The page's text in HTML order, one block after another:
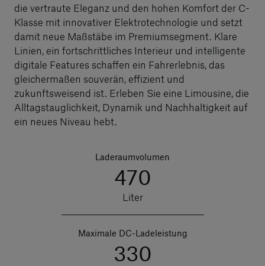
die vertraute Eleganz und den hohen Komfort der C-
Klasse mit innovativer Elektrotechnologie und setzt
damit neue Maßstäbe im Premiumsegment. Klare
Linien, ein fortschrittliches Interieur und intelligente
digitale Features schaffen ein Fahrerlebnis, das
gleichermaßen souverän, effizient und
zukunftsweisend ist. Erleben Sie eine Limousine, die
Alltagstauglichkeit, Dynamik und Nachhaltigkeit auf
ein neues Niveau hebt.
Laderaumvolumen
470
Liter
Maximale DC-Ladeleistung
330